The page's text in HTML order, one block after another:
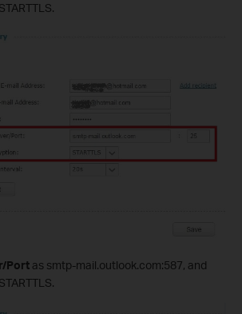
/Port as smtp-mail.outlook.com:587, and